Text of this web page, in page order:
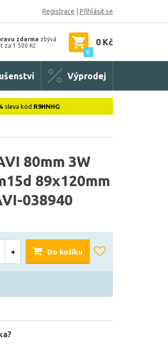
Registrace Přihlásit se
zdarma zbývá
za 1 500 Kč
0
0 Kč
Výprodej
sleva kód R9HNHG
80mm 3W
89x120mm
038940
+ Do košíku